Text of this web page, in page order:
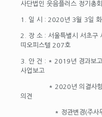
사단법인 웃음플러스 정기총
1. 일 시 : 2020년 3월 3일 화
2. 장 소 : 서울특별시 서초구
띠오피스텔 207호
3. 안 건 : * 2019년 경과보
사업보고
* 2020년 의결사항 및
의견
* 정관변경(주사무소